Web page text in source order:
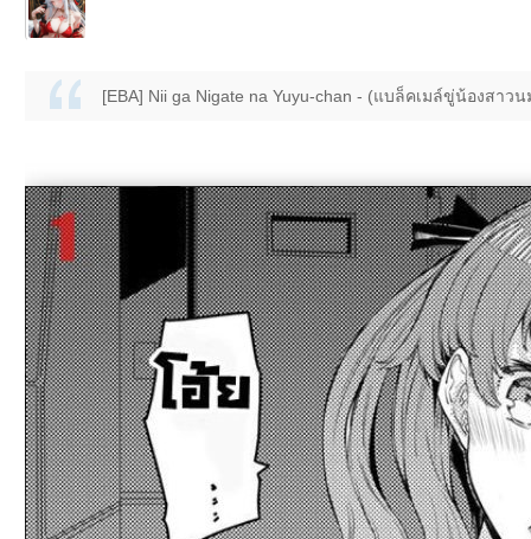
[EBA] Nii ga Nigate na Yuyu-chan - (แบล็คเมล์ขู่น้องสาว